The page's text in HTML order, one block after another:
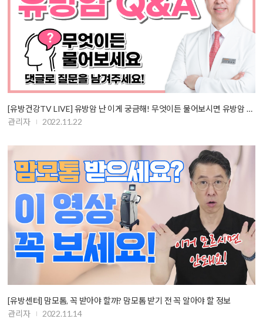
[유방건강TV LIVE] 유방암 난 이게 궁금해! 무엇이든 물어보시면 유방암 명…
관리자
2022.11.22
[유방센터] 맘모톰, 꼭 받아야 할까? 맘모톰 받기 전 꼭 알아야 할 정보
관리자
2022.11.14